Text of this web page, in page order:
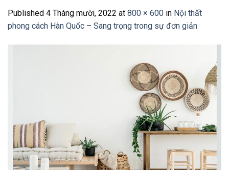
Published 4 Tháng mười, 2022 at 800 × 600 in Nội thất
phong cách Hàn Quốc – Sang trọng trong sự đơn giản